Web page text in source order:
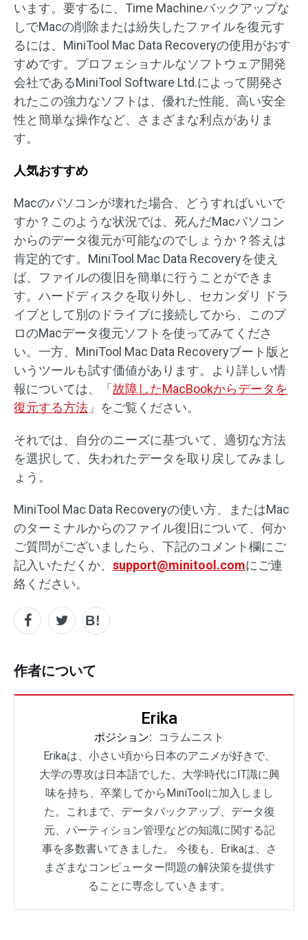
います。要するに、Time Machineバックアップな
しでMacの削除または紛失したファイルを復元す
るには、MiniTool Mac Data Recoveryの使用がおす
すめです。プロフェショナルなソフトウェア開発
会社であるMiniTool Software Ltd.によって開発さ
れたこの強力なソフトは、優れた性能、高い安全
性と簡単な操作など、さまざまな利点がありま
す。
人気おすすめ
Macのパソコンが壊れた場合、どうすればいいで
すか？このような状況では、死んだMacパソコン
からのデータ復元が可能なのでしょうか？答えは
肯定的です。MiniTool Mac Data Recoveryを使え
ば、ファイルの復旧を簡単に行うことができま
す。ハードディスクを取り外し、セカンダリ ドラ
イブとして別のドライブに接続してから、このプ
ロのMacデータ復元ソフトを使ってみてくださ
い。一方、MiniTool Mac Data Recoveryブート版と
いうツールも試す価値があります。より詳しい情
報については、「 故障したMacBookからデータを
復元する方法 」をご覧ください。
それでは、自分のニーズに基づいて、適切な方法
を選択して、失われたデータを取り戻してみまし
ょう。
MiniTool Mac Data Recoveryの使い方、またはMac
のターミナルからのファイル復旧について、何か
ご質問がございましたら、下記のコメント欄にご
記入いただくか、 support@minitool.comにご連
絡ください。
作者について
Erika
ポジション:
コラムニスト
Erikaは、小さい頃から日本のアニメが好きで、
大学の専攻は日本語でした。大学時代にIT識に興
味を持ち、卒業してからMiniToolに加入しまし
た。これまで、データバックアップ、データ復
元、パーティション管理などの知識に関する記
事を多数書いてきました。 今後も、Erikaは、さ
まざまなコンピューター問題の解決策を提供す
ることに専念していきます。